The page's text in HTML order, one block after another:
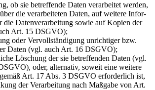
ob sie betref­fende Daten verar­beitet werden,
die verar­bei­teten Daten, auf weitere Infor­
die Daten­ver­ar­beitung sowie auf Kopien der
Art. 15 DSGVO);
oder Vervoll­stän­digung unrich­tiger bzw.
Daten (vgl. auch Art. 16 DSGVO);
Löschung der sie betref­fenden Daten (vgl.
oder, alter­nativ, soweit eine weitere
Art. 17 Abs. 3 DSGVO erfor­derlich ist,
der Verar­beitung nach Maßgabe von Art.